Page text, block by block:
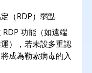
（RDP）弱點
功能（如遠端
），若未設多重認
成為勒索病毒的入